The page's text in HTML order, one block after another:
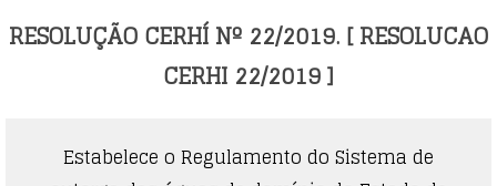
RESOLUÇÃO CERHÍ Nº 22/2019. [ RESOLUCAO
CERHI 22/2019 ]
Estabelece o Regulamento do Sistema de